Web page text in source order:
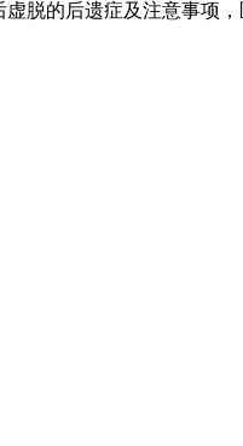
脱的后遗症及注意事项